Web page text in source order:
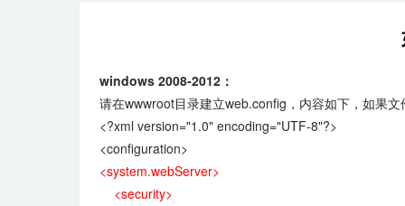
windows 2008-2012：
请在wwwroot目录建立web.config，内容如下，如果
<?xml version="1.0" encoding="UTF-8"?>
<configuration>
<system.webServer>
<security>